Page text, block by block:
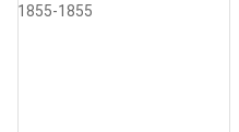
umarłych parafii
1855-1855